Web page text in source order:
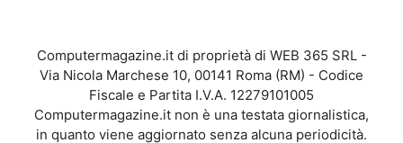
Computermagazine.it di proprietà di WEB 365 SRL -
Via Nicola Marchese 10, 00141 Roma (RM) - Codice
Fiscale e Partita I.V.A. 12279101005
Computermagazine.it non è una testata giornalistica,
in quanto viene aggiornato senza alcuna periodicità.